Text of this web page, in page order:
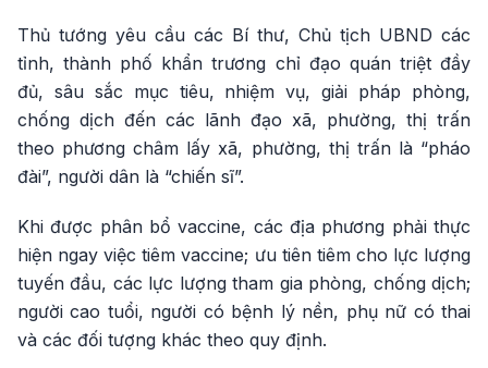
Thủ tướng yêu cầu các Bí thư, Chủ tịch UBND các
tỉnh, thành phố khẩn trương chỉ đạo quán triệt đầy
đủ, sâu sắc mục tiêu, nhiệm vụ, giải pháp phòng,
chống dịch đến các lãnh đạo xã, phường, thị trấn
theo phương châm lấy xã, phường, thị trấn là “pháo
đài”, người dân là “chiến sĩ”.
Khi được phân bổ vaccine, các địa phương phải thực
hiện ngay việc tiêm vaccine; ưu tiên tiêm cho lực lượng
tuyến đầu, các lực lượng tham gia phòng, chống dịch;
người cao tuổi, người có bệnh lý nền, phụ nữ có thai
và các đối tượng khác theo quy định.